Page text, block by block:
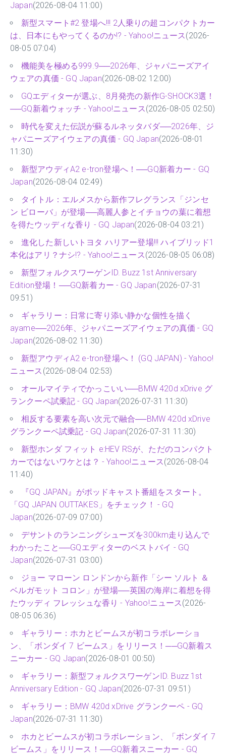
Japan(2026-08-04 11:00)
新型スマート#2 登場へ!!! 2人乗りの超コンパクトカー
は、日本にもやってくるのか!? - Yahoo!ニュース(2026-
08-05 07:04)
機能美を極める999.9──2026年、ジャパニーズアイ
ウェアの真価 - GQ Japan(2026-08-02 12:00)
GQエディターが選ぶ、8月発売の新作G-SHOCK3選！
──GQ新着ウォッチ - Yahoo!ニュース(2026-08-05 02:50)
時代を変えた伝説が蘇るルネッタバダ──2026年、ジ
ャパニーズアイウェアの真価 - GQ Japan(2026-08-01
11:30)
新型アウディA2 e-tron登場へ！──GQ新着カー - GQ
Japan(2026-08-04 02:49)
タイトル：エルメスから新作フレグランス「ジンセ
ン ビローバ」が登場──高麗人参とイチョウの葉に着想
を得たウッディな香り - GQ Japan(2026-08-04 03:21)
進化した新しいトヨタ ハリアー登場!!! ハイブリッド1
本化はアリ？ナシ!? - Yahoo!ニュース(2026-08-05 06:08)
新型フォルクスワーゲンID. Buzz 1st Anniversary
Edition登場！──GQ新着カー - GQ Japan(2026-07-31
09:51)
ギャラリー：日常に寄り添い静かな個性を描く
ayame──2026年、ジャパニーズアイウェアの真価 - GQ
Japan(2026-08-02 11:30)
新型アウディA2 e-tron登場へ！ (GQ JAPAN) - Yahoo!
ニュース (2026-08-04 02:53)
オールマイティでかっこいい──BMW 420d xDrive グ
ランクーペ試乗記 - GQ Japan(2026-07-31 11:30)
相反する要素を高い次元で融合──BMW 420d xDrive
グランクーペ試乗記 - GQ Japan(2026-07-31 11:30)
新型ホンダ フィット e:HEV RSが、ただのコンパクト
カーではないワケとは？ - Yahoo!ニュース(2026-08-04
11:40)
『GQ JAPAN』がポッドキャスト番組をスタート。
「GQ JAPAN OUTTAKES」をチェック！ - GQ
Japan(2026-07-09 07:00)
デサントのランニングシューズを300km走り込んで
わかったこと──GQエディターのベストバイ - GQ
Japan(2026-07-31 03:00)
ジョー マローン ロンドンから新作「シー ソルト ＆
ベルガモット コロン」が登場──英国の海岸に着想を得
たウッディ フレッシュな香り - Yahoo!ニュース(2026-
08-05 06:36)
ギャラリー：ホカとビームスが初コラボレーショ
ン、「ボンダイ 7 ビームス」をリリース！──GQ新着ス
ニーカー - GQ Japan(2026-08-01 00:50)
ギャラリー：新型フォルクスワーゲンID. Buzz 1st
Anniversary Edition - GQ Japan(2026-07-31 09:51)
ギャラリー：BMW 420d xDrive グランクーペ - GQ
Japan(2026-07-31 11:30)
ホカとビームスが初コラボレーション、「ボンダイ 7
ビームス」をリリース！──GQ新着スニーカー - GQ